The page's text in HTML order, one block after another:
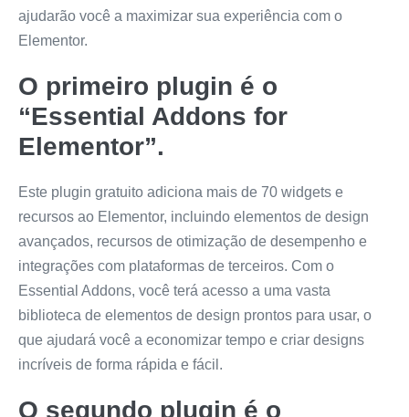
ajudarão você a maximizar sua experiência com o
Elementor.
O primeiro plugin é o
“Essential Addons for
Elementor”.
Este plugin gratuito adiciona mais de 70 widgets e
recursos ao Elementor, incluindo elementos de design
avançados, recursos de otimização de desempenho e
integrações com plataformas de terceiros. Com o
Essential Addons, você terá acesso a uma vasta
biblioteca de elementos de design prontos para usar, o
que ajudará você a economizar tempo e criar designs
incríveis de forma rápida e fácil.
O segundo plugin é o